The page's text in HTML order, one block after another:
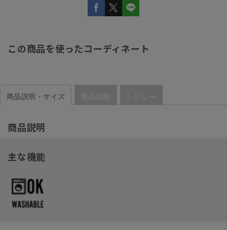
この商品を使ったコーディネート
商品説明・サイズ 商品詳細 レビュー
商品説明
主な機能